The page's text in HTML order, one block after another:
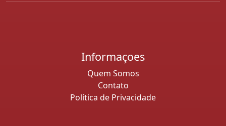
Informaçoes
Quem Somos
Contato
Política de Privacidade